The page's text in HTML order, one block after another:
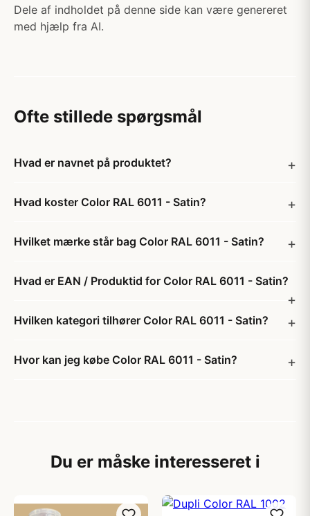
Dele af indholdet på denne side kan være genereret
med hjælp fra AI.
Ofte stillede spørgsmål
Hvad er navnet på produktet?
Hvad koster Color RAL 6011 - Satin?
Hvilket mærke står bag Color RAL 6011 - Satin?
Hvad er EAN / Produktid for Color RAL 6011 - Satin?
Hvilken kategori tilhører Color RAL 6011 - Satin?
Hvor kan jeg købe Color RAL 6011 - Satin?
Du er måske interesseret i